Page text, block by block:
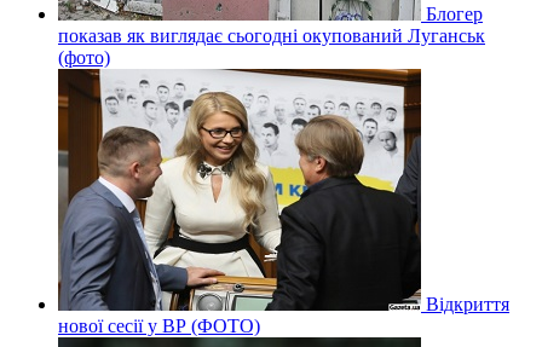
Блогер
показав як виглядає сьогодні окупований Луганськ
(фото)
Відкриття
нової сесії у ВР (ФОТО)